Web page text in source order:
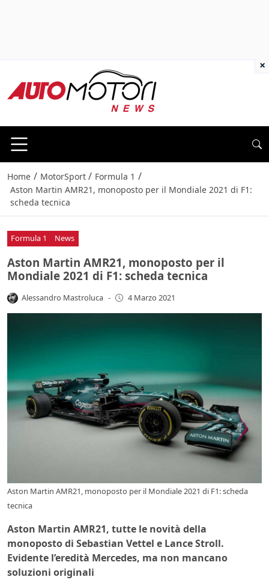
Home / MotorSport / Formula 1 /
Aston Martin AMR21, monoposto per il Mondiale 2021 di F1:
scheda tecnica
Formula 1 News
Aston Martin AMR21, monoposto per il
Mondiale 2021 di F1: scheda tecnica
Alessandro Mastroluca - 4 Marzo 2021
Aston Martin AMR21, monoposto per il Mondiale 2021 di F1: scheda
tecnica
Aston Martin AMR21, tutte le novità della
monoposto di Sebastian Vettel e Lance Stroll.
Evidente l’eredità Mercedes, ma non mancano
soluzioni originali
×